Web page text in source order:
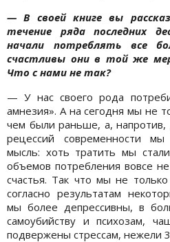
— В своей книге вы
течение ряда последних
начали потреблять все
счастливы они в той же
Что с нами не так?
— У нас своего рода
амнезия». А на сегодня мы не
чем были раньше, а, напротив,
рецессий современности
мысль: хоть тратить мы
объемов потребления вовсе
счастья. Так что мы не
согласно результатам
мы более депрессивны, в
самоубийству и психозам,
подвержены стрессам, нежели